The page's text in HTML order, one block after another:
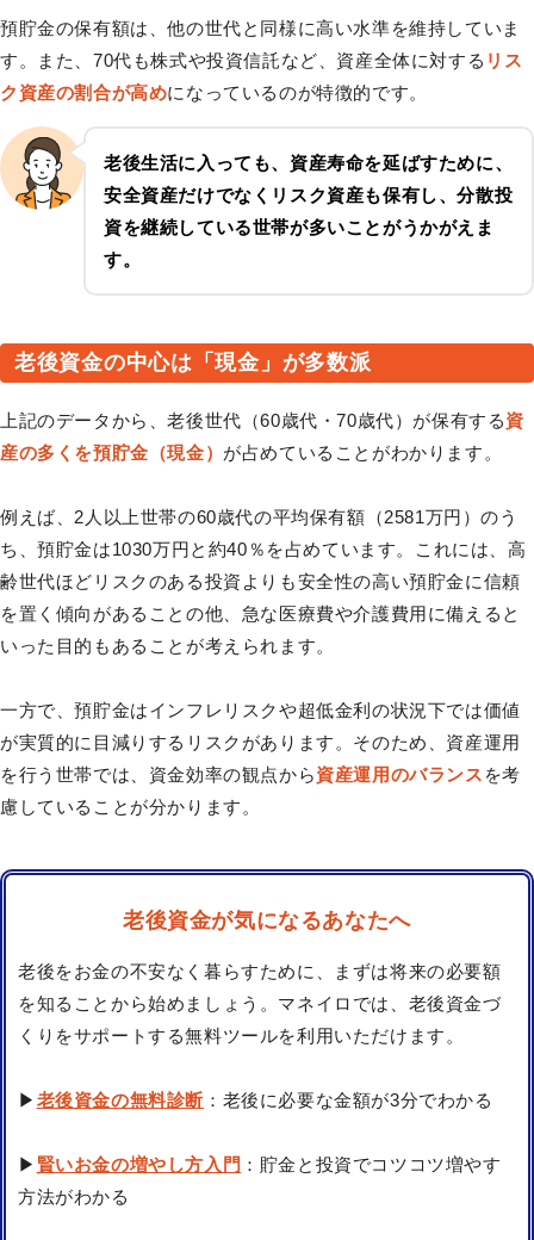
預貯金の保有額は、他の世代と同様に高い水準を維持していま
す。また、70代も株式や投資信託など、資産全体に対する リス
ク資産の割合が高めになっているのが特徴的です。
老後生活に入っても、資産寿命を延ばすために、
安全資産だけでなく リスク資産も保有し、分散投
資を継続している世帯が多いことがうかがえま
す。
老後資金の中心は「現金」が多数派
上記のデータから、老後世代（60歳代・70歳代）が保有する資
産の多くを預貯金（現金） が占めていることがわかります。
例えば、2人以上世帯の60歳代の平均保有額（2581万円）のう
ち、預貯金は1030万円と約40％を占めています。これには、高
齢世代ほどリスクのある投資よりも安全性の高い預貯金に信頼
を置く傾向があることの他、急な医療費や介護費用に備えると
いった目的もあることが考えられます。
一方で、預貯金はインフレリスクや超低金利の状況下では価値
が実質的に目減りするリスクがあります。そのため、資産運用
を行う世帯では、資金効率の観点から資産運用のバランス を考
慮していることが分かります。
老後資金が気になるあなたへ
老後をお金の不安なく暮らすために、まずは将来の必要額
を知ることから始めましょう。マネイロでは、老後資金づ
くりをサポートする無料ツールを利用いただけます。
▶ 老後資金の無料診断 ：老後に必要な金額が3分でわかる
▶ 賢いお金の増やし方入門 ：貯金と投資でコツコツ増やす
方法がわかる